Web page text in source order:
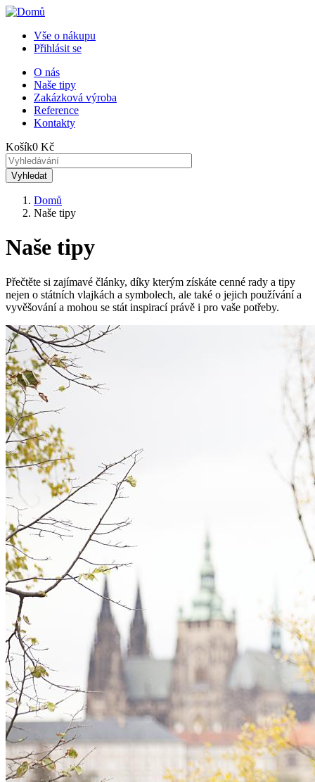
Přejít
hlavnímu
obsahu
Menu
uživatelského
účtu
Vše o nákupu
Přihlásit se
Horní
menu
O nás
Naše tipy
Zakázková výroba
Reference
Kontakty
Košík0 Kč
Drobečková
navigace
Domů
Naše tipy
Naše tipy
Přečtěte si zajímavé články, díky kterým získáte cenné rady a tipy
nejen o státních vlajkách a symbolech, ale také o jejich používání a
vyvěšování a mohou se stát inspirací právě i pro vaše potřeby.